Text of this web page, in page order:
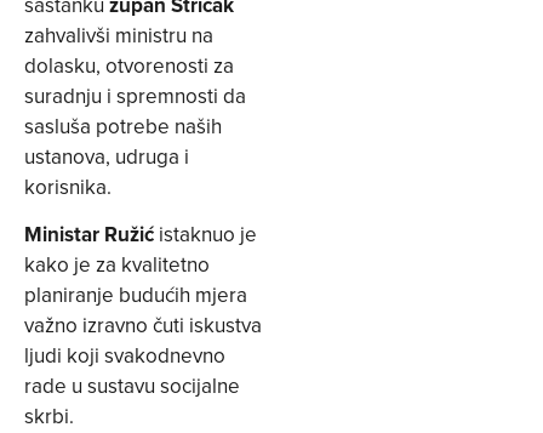
zahvalivši ministru na
dolasku, otvorenosti za
suradnju i spremnosti da
sasluša potrebe naših
ustanova, udruga i
korisnika.
Ministar Ružić istaknuo je
kako je za kvalitetno
planiranje budućih mjera
važno izravno čuti iskustva
ljudi koji svakodnevno
rade u sustavu socijalne
skrbi.